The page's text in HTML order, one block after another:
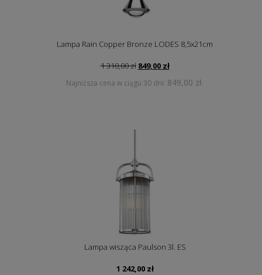
Lampa Rain Copper Bronze LODES 8,5x21cm
1 310,00zł Pierwotna
wynosiła:
849,00 złAktualna
wynosi:
Najniższa cena w ciągu 30 dni: 849,00 zł.
Lampa wisząca Paulson 3l. ES
1 242,00 zł